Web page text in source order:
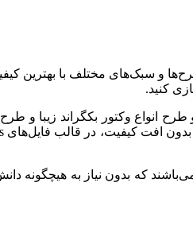
و سبک‌های مختلف با بهترین
انواع وکتور بکگراند زیبا
که بدون نیاز به هیچگونه دانش